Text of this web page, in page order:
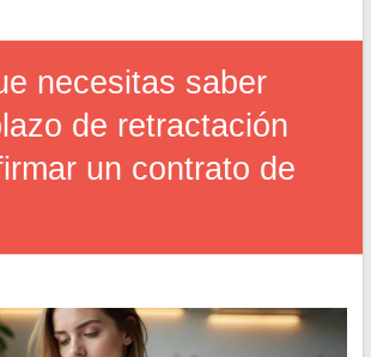
necesitas saber
de retractación
un contrato de